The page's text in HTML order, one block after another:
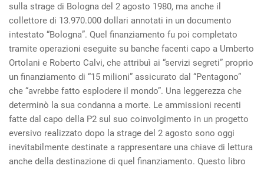
sulla strage di Bologna del 2 agosto 1980, ma anche il
collettore di 13.970.000 dollari annotati in un documento
intestato “Bologna”. Quel finanziamento fu poi completato
tramite operazioni eseguite su banche facenti capo a Umberto
Ortolani e Roberto Calvi, che attribuì ai “servizi segreti” proprio
un finanziamento di “15 milioni” assicurato dal “Pentagono”
che “avrebbe fatto esplodere il mondo”. Una leggerezza che
determinò la sua condanna a morte. Le ammissioni recenti
fatte dal capo della P2 sul suo coinvolgimento in un progetto
eversivo realizzato dopo la strage del 2 agosto sono oggi
inevitabilmente destinate a rappresentare una chiave di lettura
anche della destinazione di quel finanziamento. Questo libro